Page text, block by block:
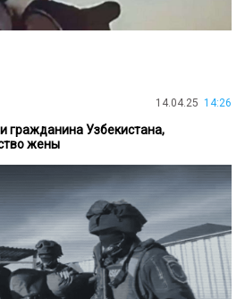
14.04.25 14:26
гражданина Узбекистана,
жены